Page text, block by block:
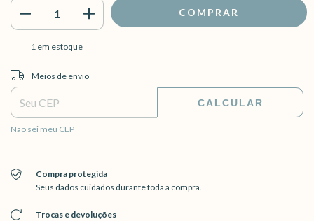
1 em estoque
Entregas para o CEP:
Meios de envio
CALCULAR
Não sei meu CEP
Compra protegida
Seus dados cuidados durante toda a compra.
Trocas e devoluções